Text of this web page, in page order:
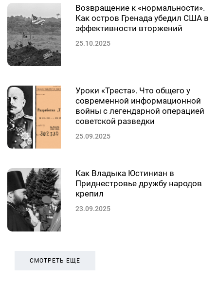
Возвращение к «нормальности».
Как остров Гренада убедил США в
эффективности вторжений
25.10.2025
Уроки «Треста». Что общего у
современной информационной
войны с легендарной операцией
советской разведки
25.09.2025
Как Владыка Юстиниан в
Приднестровье дружбу народов
крепил
23.09.2025
СМОТРЕТЬ ЕЩЕ